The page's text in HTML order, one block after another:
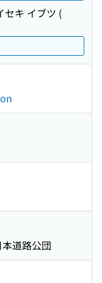
セキ イブツ (
道路公団